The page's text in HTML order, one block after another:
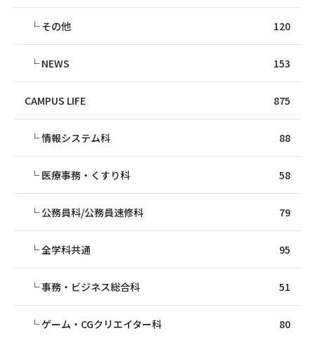
その他 120
NEWS 153
CAMPUS LIFE 875
情報システム科 88
医療事務・くすり科 58
公務員科/公務員速修科 79
全学科共通 95
事務・ビジネス総合科 51
ゲーム・CGクリエイター科 80